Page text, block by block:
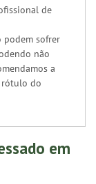
de
podem sofrer
não
a
rótulo do
em